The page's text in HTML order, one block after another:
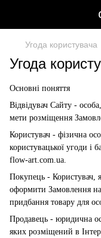
Угода користувача
Угода
Основні поняття
Відвідувач Сайту -
мети розміщення
Користувач - фізична
користувацької угоди і
flow-art.com.ua.
Покупець - Користувач,
оформити Замовлення
придбання товару для
Продавець - юридична
яких розміщений в